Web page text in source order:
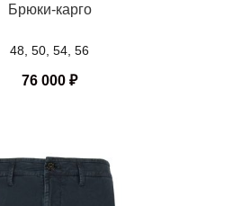
Брюки-карго
48, 50, 54, 56
76 000 ₽